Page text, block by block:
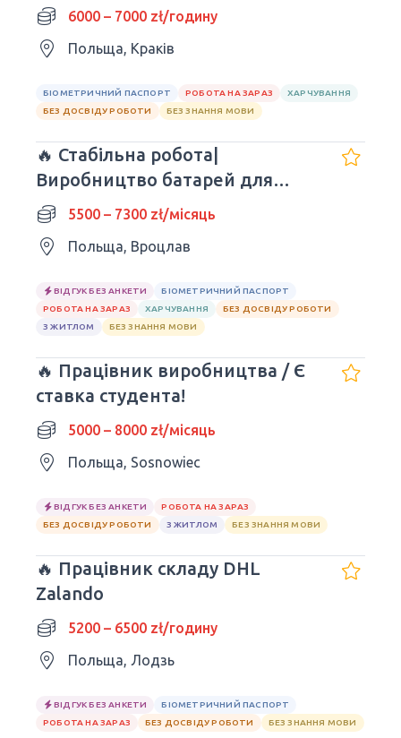
6000 – 7000 zł/годину
Польща, Краків
БІОМЕТРИЧНИЙ ПАСПОРТ РОБОТА НА ЗАРАЗ
ХАРЧУВАННЯ
БЕЗ ДОСВІДУ РОБОТИ
БЕЗ ЗНАННЯ МОВИ
🔥 Стабільна робота|
Bиробництвo батарей для
авто| Wrocław
5500 – 7300 zł/місяць
Польща, Вроцлав
ВІДГУК БЕЗ АНКЕТИ
БІОМЕТРИЧНИЙ ПАСПОРТ
РОБОТА НА ЗАРАЗ
ХАРЧУВАННЯ
БЕЗ ДОСВІДУ РОБОТИ
З ЖИТЛОМ
БЕЗ ЗНАННЯ МОВИ
🔥 Працівник виробництва / Є
ставка студента!
5000 – 8000 zł/місяць
Польща, Sosnowiec
ВІДГУК БЕЗ АНКЕТИ
РОБОТА НА ЗАРАЗ
БЕЗ ДОСВІДУ РОБОТИ
З ЖИТЛОМ БЕЗ ЗНАННЯ МОВИ
🔥 Працівник складу DHL
Zalando
5200 – 6500 zł/годину
Польща, Лодзь
ВІДГУК БЕЗ АНКЕТИ
БІОМЕТРИЧНИЙ ПАСПОРТ
РОБОТА НА ЗАРАЗ
БЕЗ ДОСВІДУ РОБОТИ БЕЗ ЗНАННЯ МОВИ